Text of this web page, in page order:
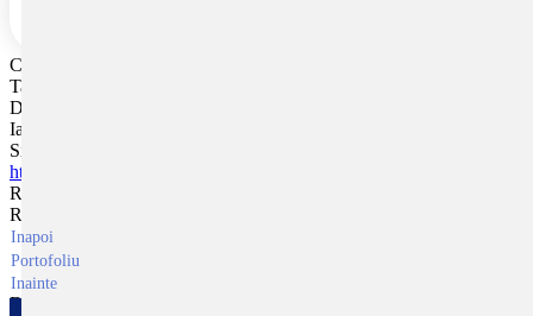
Client
Taverna Georgia
Data
Ianuarie, 2024
Site
https://taverna-georgia.ro
Rol
Realizare site de prezentare cu sistem de administrare
Inapoi
Portofoliu
Inainte
Doresti realizarea unui site asemanator?